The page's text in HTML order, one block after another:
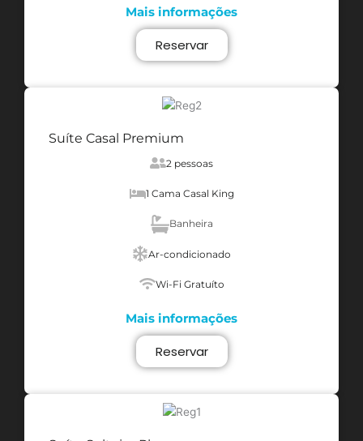
Mais informações
Reservar
Suíte Casal Premium
2 pessoas
1 Cama Casal King
Banheira
Ar-condicionado
Wi-Fi Gratuíto
Mais informações
Reservar